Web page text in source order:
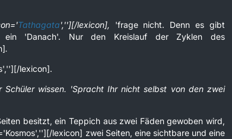
Tathagata',''][/lexicon],
'frage nicht. Denn es gibt
'Danach'. Nur den Kreislauf der Zyklen des
.
lexicon].
Schüler wissen. 'Spracht Ihr nicht selbst von den zwei
besitzt, ein Teppich aus zwei Fäden gewoben wird,
lexicon] zwei Seiten, eine sichtbare und eine